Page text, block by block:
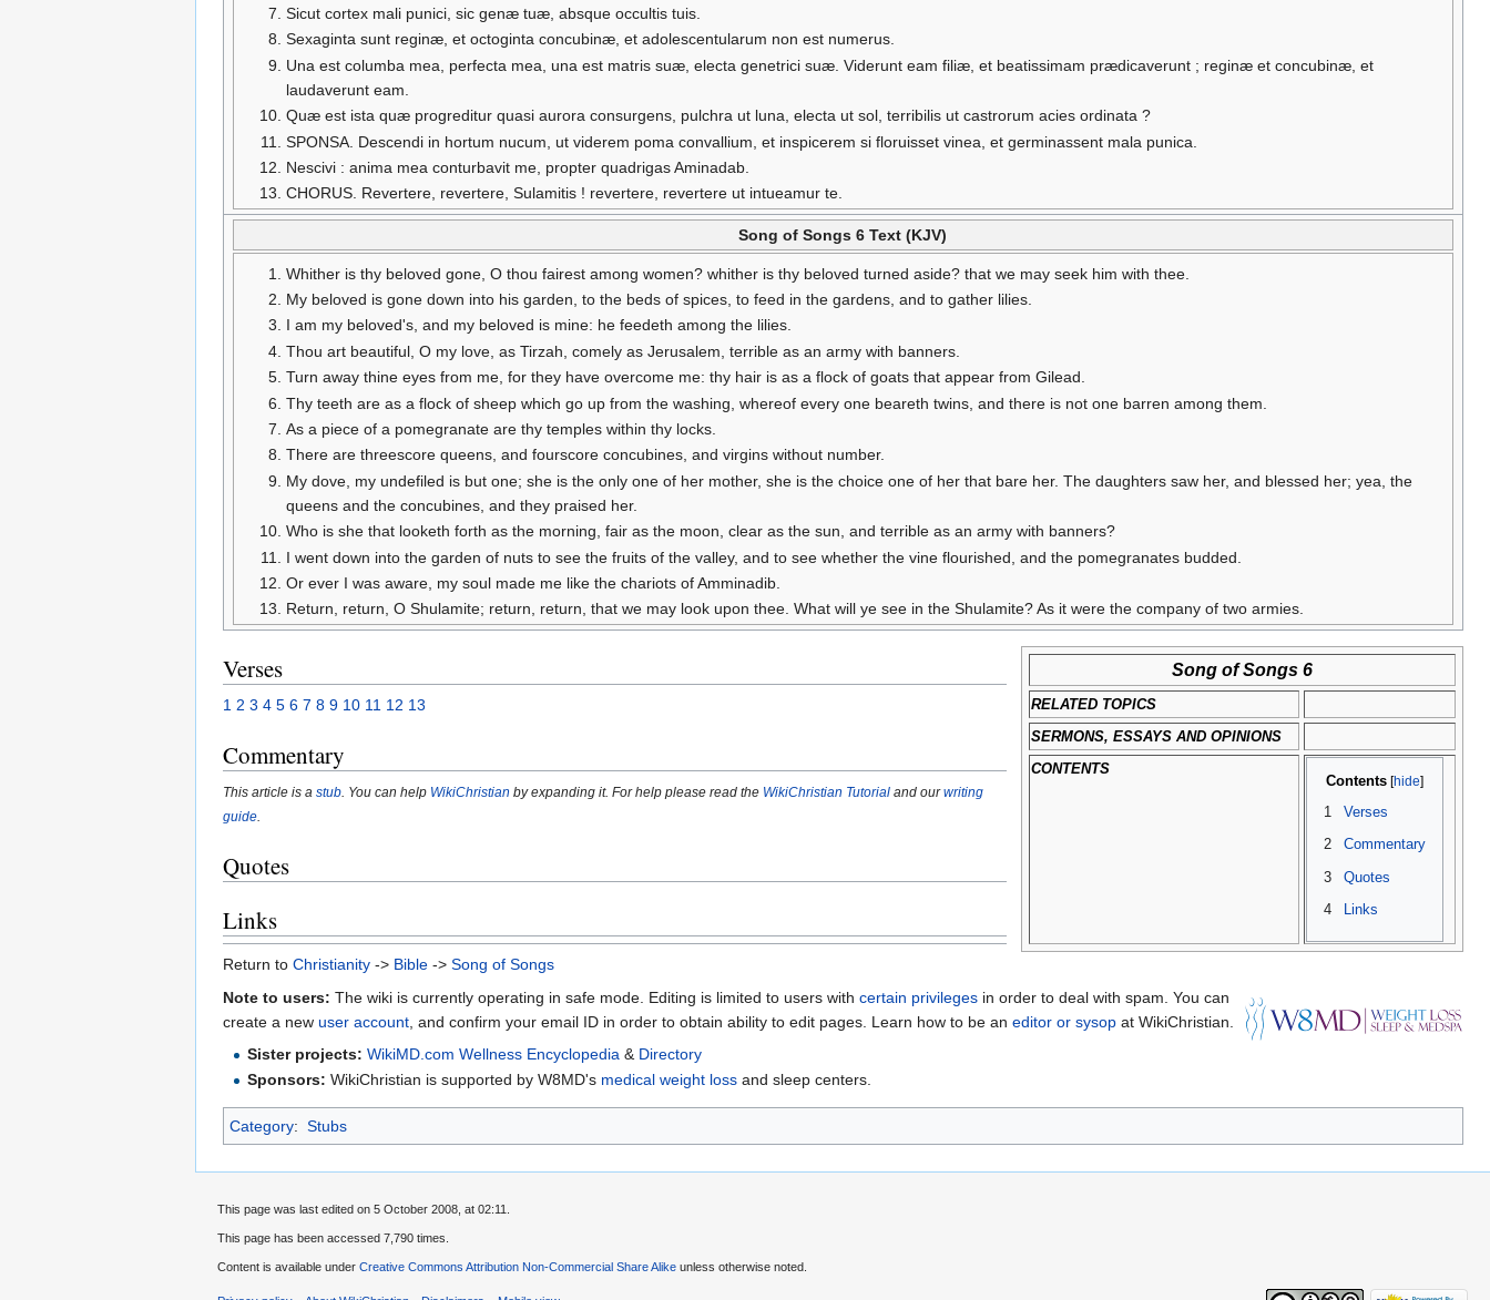
Sicut cortex mali punici, sic genæ tuæ, absque occultis tuis.
Sexaginta sunt reginæ, et octoginta concubinæ, et adolescentularum non est numerus.
Una est columba mea, perfecta mea, una est matris suæ, electa genetrici suæ. Viderunt eam filiæ, et beatissimam prædicaverunt ; reginæ et concubinæ, et
laudaverunt eam.
Quæ est ista quæ progreditur quasi aurora consurgens, pulchra ut luna, electa ut sol, terribilis ut castrorum acies ordinata ?
SPONSA. Descendi in hortum nucum, ut viderem poma convallium, et inspicerem si floruisset vinea, et germinassent mala punica.
Nescivi : anima mea conturbavit me, propter quadrigas Aminadab.
CHORUS. Revertere, revertere, Sulamitis ! revertere, revertere ut intueamur te.
Song of Songs 6 Text (KJV)
Whither is thy beloved gone, O thou fairest among women? whither is thy beloved turned aside? that we may seek him with thee.
My beloved is gone down into his garden, to the beds of spices, to feed in the gardens, and to gather lilies.
I am my beloved's, and my beloved is mine: he feedeth among the lilies.
Thou art beautiful, O my love, as Tirzah, comely as Jerusalem, terrible as an army with banners.
Turn away thine eyes from me, for they have overcome me: thy hair is as a flock of goats that appear from Gilead.
Thy teeth are as a flock of sheep which go up from the washing, whereof every one beareth twins, and there is not one barren among them.
As a piece of a pomegranate are thy temples within thy locks.
There are threescore queens, and fourscore concubines, and virgins without number.
My dove, my undefiled is but one; she is the only one of her mother, she is the choice one of her that bare her. The daughters saw her, and blessed her; yea, the
queens and the concubines, and they praised her.
Who is she that looketh forth as the morning, fair as the moon, clear as the sun, and terrible as an army with banners?
I went down into the garden of nuts to see the fruits of the valley, and to see whether the vine flourished, and the pomegranates budded.
Or ever I was aware, my soul made me like the chariots of Amminadib.
Return, return, O Shulamite; return, return, that we may look upon thee. What will ye see in the Shulamite? As it were the company of two armies.
Song of Songs 6
RELATED TOPICS
SERMONS, ESSAYS AND OPINIONS
CONTENTS
Contents
1
Verses
2 Commentary
3 Quotes
4 Links
Verses
1 2 3 4 5 6 7 8 9 10 11 12 13
Commentary
This article is a stub . You can help WikiChristian by expanding it. For help please read the WikiChristian Tutorial and ourwriting
guide
Quotes
Links
Return to Christianity -> Bible -> Song of Songs
Note to users: The wiki is currently operating in safe mode. Editing is limited to users with certain privileges in order to deal with spam. You can
create a new user account , and confirm your email ID in order to obtain ability to edit pages. Learn how to be an editor or sysop at WikiChristian.
Sister projects: WikiMD.com Wellness Encyclopedia & Directory
Sponsors: WikiChristian is supported by W8MD's medical weight loss and sleep centers.
Category: Stubs
This page was last edited on 5 October 2008, at 02:11.
This page has been accessed 7,790 times.
Content is available under Creative Commons Attribution Non-Commercial Share Alike unless otherwise noted.